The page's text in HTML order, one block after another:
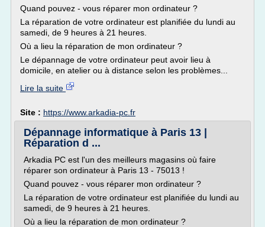
Quand pouvez - vous réparer mon ordinateur ?
La réparation de votre ordinateur est planifiée du lundi au
samedi, de 9 heures à 21 heures.
Où a lieu la réparation de mon ordinateur ?
Le dépannage de votre ordinateur peut avoir lieu à
domicile, en atelier ou à distance selon les problèmes...
Lire la suite
Site : https://www.arkadia-pc.fr
Dépannage informatique à Paris 13 |
Réparation d ...
Arkadia PC est l'un des meilleurs magasins où faire
réparer son ordinateur à Paris 13 - 75013 !
Quand pouvez - vous réparer mon ordinateur ?
La réparation de votre ordinateur est planifiée du lundi au
samedi, de 9 heures à 21 heures.
Où a lieu la réparation de mon ordinateur ?